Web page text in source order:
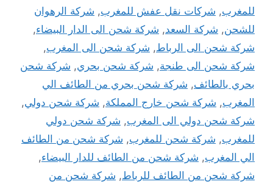
للمغرب, شركات نقل عفش للمغرب, شركة الرهوان
للشحن, شركة السعد, شركة شحن الى الدار البيضاء,
شركة شحن الى الرباط, شركة شحن الى المغرب,
شركة شحن الى طنجة, شركة شحن بحري, شركة شحن
بحري بالطائف, شركة شحن بحري من الطائف الي
المغرب, شركة شحن خارج المملكة, شركة شحن دولي,
شركة شحن دولي الى المغرب, شركة شحن دولي
للمغرب, شركة شحن للمغرب, شركة شحن من الطائف
الي المغرب, شركة شحن من الطائف للدار البيضاء,
شركة شحن من الطائف للرباط, شركة شحن من